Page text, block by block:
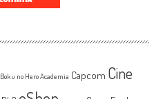
Boku no Hero Academia Capcom Cine